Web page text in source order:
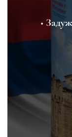
◆